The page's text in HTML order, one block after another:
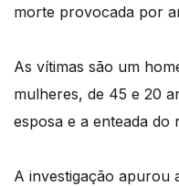
morte provocada por
As vítimas são um
mulheres, de 45 e 20
esposa e a enteada do
A investigação apurou